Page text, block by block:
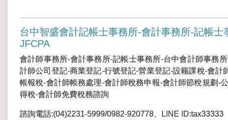
台中智盛會計記帳士事務所-會計事務所-記帳
JFCPA
會計師事務所-會計事務所-記帳士事務所-台中會計師事務
計師公司登記-商業登記-行號登記-營業登記-設籍課稅-會
帳報稅-會計師帳務處理-會計師稅務申報-會計師節稅規劃-
得稅-會計師免費稅務諮詢
諮詢電話:(04)2231-5999/0982-920778、LINE ID:tax33333